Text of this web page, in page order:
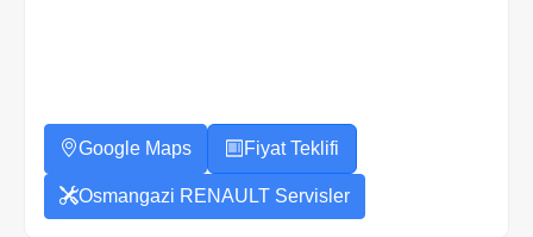
Google Maps Fiyat Teklifi
Osmangazi RENAULT Servisler